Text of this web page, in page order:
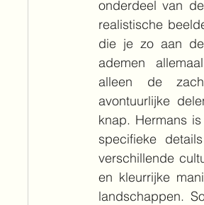
onderdeel van
realistische
die je zo aan
ademen
alleen de
avontuurlijke
knap. Hermans
specifieke
verschillende
en kleurrijke
landschappen.